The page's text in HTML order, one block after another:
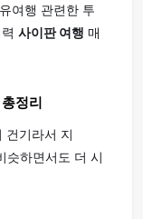
여행 관련한 투
사이판 여행 매
정리
건기라서 지
슷하면서도 더 시